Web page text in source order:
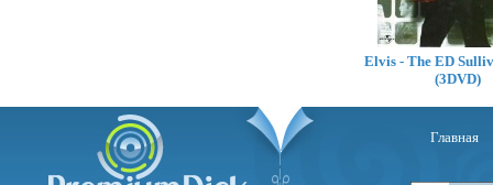
Elvis - The ED
(3DVD)
Главная